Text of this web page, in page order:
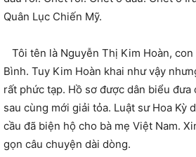
Quân Lục Chiến Mỹ.
Tôi tên là Nguyễn Thị Kim Hoàn,
Bình. Tuy Kim Hoàn khai như vậy
rất phức tạp. Hồ sơ được dân biểu đưa
sau cùng mới giải tỏa. Luật sư Hoa Kỳ
cầu đã biện hộ cho bà mẹ Việt Nam.
gọn câu chuyện dài dòng.